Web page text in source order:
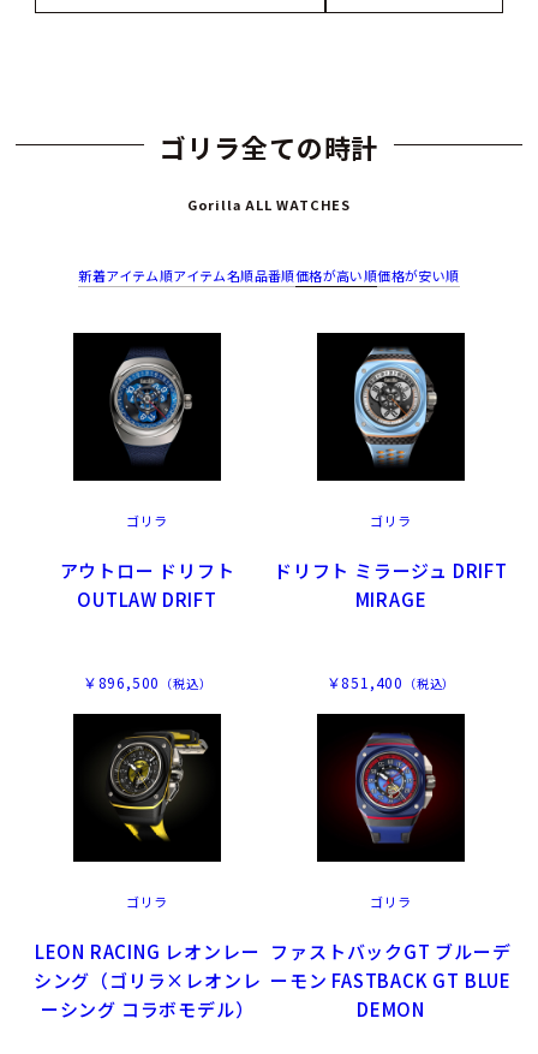
ゴリラ全ての時計
Gorilla ALL WATCHES
新着アイテム順アイテム名順品番順価格が高い順価格が安い順
ゴリラ
アウトロー ドリフト
OUTLAW DRIFT
￥896,500 （税込）
ゴリラ
ドリフト ミラージュ DRIFT
MIRAGE
￥851,400 （税込）
ゴリラ
LEON RACING レオンレー
シング（ゴリラ×レオンレ
ーシング コラボモデル）
ゴリラ
ファストバックGT ブルーデ
ーモン FASTBACK GT BLUE
DEMON